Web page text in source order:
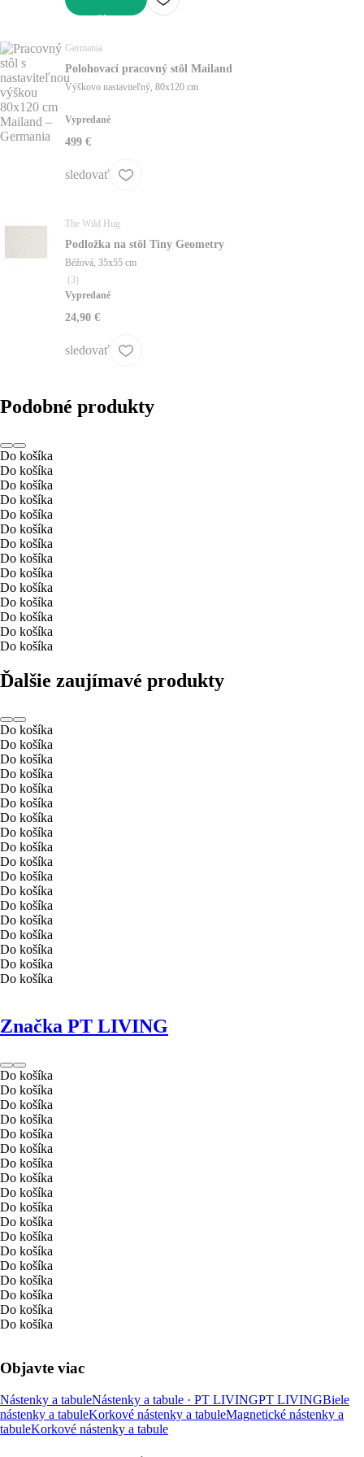
Germania
Polohovací pracovný stôl Mailand
Výškovo nastaviteľný, 80x120 cm
Vypredané
499 €
sledovať
The Wild Hug
Podložka na stôl Tiny Geometry
Béžová, 35x55 cm
(3)
Vypredané
24,90 €
sledovať
Podobné produkty
Do košíka
Do košíka
Do košíka
Do košíka
Do košíka
Do košíka
Do košíka
Do košíka
Do košíka
Do košíka
Do košíka
Do košíka
Do košíka
Do košíka
Ďalšie zaujímavé produkty
Do košíka
Do košíka
Do košíka
Do košíka
Do košíka
Do košíka
Do košíka
Do košíka
Do košíka
Do košíka
Do košíka
Do košíka
Do košíka
Do košíka
Do košíka
Do košíka
Do košíka
Do košíka
Značka PT LIVING
Do košíka
Do košíka
Do košíka
Do košíka
Do košíka
Do košíka
Do košíka
Do košíka
Do košíka
Do košíka
Do košíka
Do košíka
Do košíka
Do košíka
Do košíka
Do košíka
Do košíka
Do košíka
Objavte viac
Nástenky a tabuleNástenky a tabule · PT LIVINGPT LIVINGBiele
nástenky a tabuleKorkové nástenky a tabuleMagnetické nástenky a
tabuleKorkové nástenky a tabule